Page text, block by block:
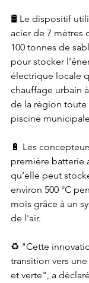
🛢 Le dispositif
acier de 7 mètres
100 tonnes de
pour stocker
électrique locale
chauffage urbain
de la région toute
piscine
🔋 Les
première batterie
qu’elle peut
environ 500 °C
mois grâce à un
de l'air.
♻️ "Cette
transition vers
et verte", a